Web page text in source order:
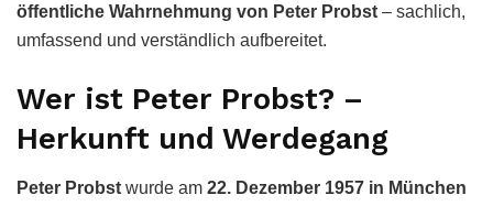
öffentliche Wahrnehmung von Peter Probst – sachlich,
umfassend und verständlich aufbereitet.
Wer ist Peter Probst? –
Herkunft und Werdegang
Peter Probst wurde am 22. Dezember 1957 in München